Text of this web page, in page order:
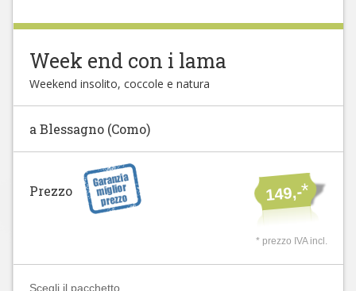
Week end con i lama
Weekend insolito, coccole e natura
a Blessagno (Como)
149,-*
Prezzo
* prezzo IVA incl.
Scegli il pacchetto